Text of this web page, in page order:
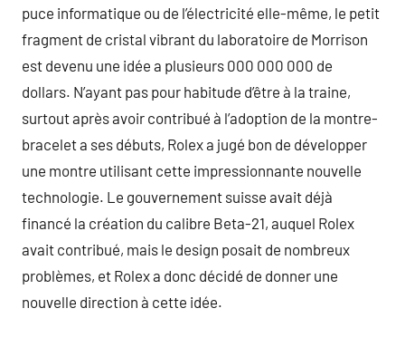
puce informatique ou de l’électricité elle-même, le petit
fragment de cristal vibrant du laboratoire de Morrison
est devenu une idée a plusieurs 000 000 000 de
dollars. N’ayant pas pour habitude d’être à la traine,
surtout après avoir contribué à l’adoption de la montre-
bracelet a ses débuts, Rolex a jugé bon de développer
une montre utilisant cette impressionnante nouvelle
technologie. Le gouvernement suisse avait déjà
financé la création du calibre Beta-21, auquel Rolex
avait contribué, mais le design posait de nombreux
problèmes, et Rolex a donc décidé de donner une
nouvelle direction à cette idée.